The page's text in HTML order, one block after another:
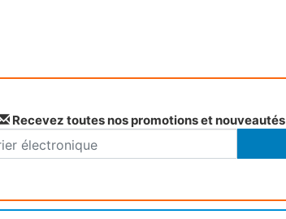
Recevez toutes nos promotions et nouveautés